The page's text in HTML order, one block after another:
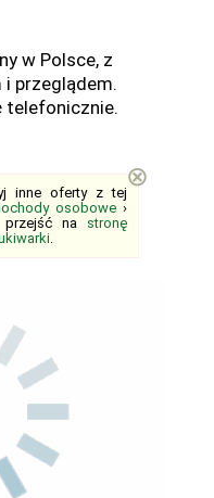
w Polsce, z
i przeglądem.
telefonicznie.
inne oferty z tej
osobowe›
na stronę
.
⊗